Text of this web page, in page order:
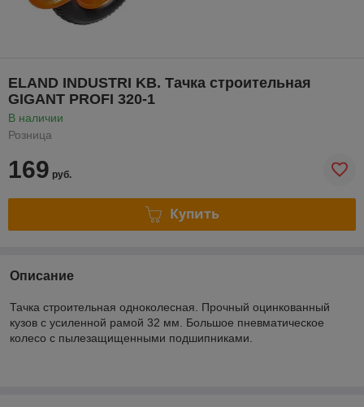
ELAND INDUSTRI KB. Тачка строительная
GIGANT PROFI 320-1
В наличии
Розница
169 руб.
Купить
Описание
Тачка строительная одноколесная. Прочный оцинкованный
кузов с усиленной рамой 32 мм. Большое пневматическое
колесо с пылезащищенными подшипниками.